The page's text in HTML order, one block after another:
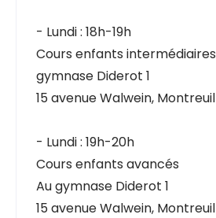
- Lundi : 18h-19h
Cours enfants intermédiaires
gymnase Diderot 1
15 avenue Walwein, Montreuil
- Lundi : 19h-20h
Cours enfants avancés
Au gymnase Diderot 1
15 avenue Walwein, Montreuil